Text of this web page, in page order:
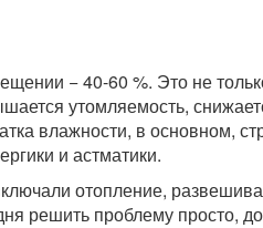
− 40-60 %. Это не
утомляемость,
влажности, в основном,
и астматики.
отопление,
решить проблему просто,